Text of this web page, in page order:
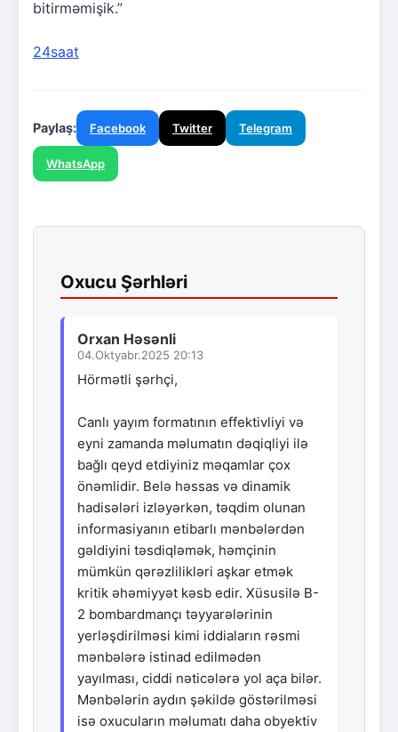
bitirməmişik.”
24saat
Paylaş: Facebook Twitter Telegram
WhatsApp
Oxucu Şərhləri
Orxan Həsənli
04.Oktyabr.2025 20:13
Hörmətli şərhçi,
Canlı yayım formatının effektivliyi və
eyni zamanda məlumatın dəqiqliyi ilə
bağlı qeyd etdiyiniz məqamlar çox
önəmlidir. Belə həssas və dinamik
hadisələri izləyərkən, təqdim olunan
informasiyanın etibarlı mənbələrdən
gəldiyini təsdiqləmək, həmçinin
mümkün qərəzlilikləri aşkar etmək
kritik əhəmiyyət kəsb edir. Xüsusilə B-
2 bombardmançı təyyarələrinin
yerləşdirilməsi kimi iddiaların rəsmi
mənbələrə istinad edilmədən
yayılması, ciddi nəticələrə yol aça bilər.
Mənbələrin aydın şəkildə göstərilməsi
isə oxucuların məlumatı daha obyektiv